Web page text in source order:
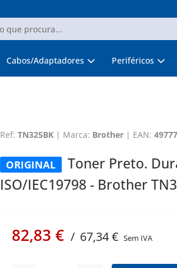
Cabos/Adaptadores Periféricos
Ref: TN325BK| Marca: Brother| EAN:
ORIGINAL
Toner Preto.
ISO/IEC19798 - Brother
82,83 € / 67,34 € Sem IVA